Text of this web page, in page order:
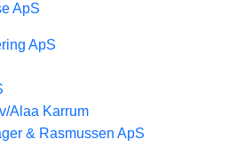
ApS
ApS
Alaa Karrum
& Rasmussen ApS